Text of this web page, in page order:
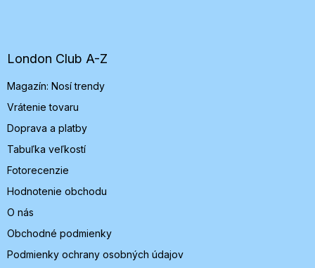
e
London Club A-Z
Magazín: Nosí trendy
Vrátenie tovaru
Doprava a platby
Tabuľka veľkostí
Fotorecenzie
Hodnotenie obchodu
O nás
Obchodné podmienky
Podmienky ochrany osobných údajov